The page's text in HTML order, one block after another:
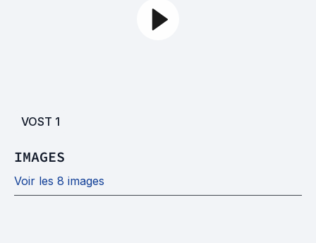
VOST 1
IMAGES
Voir les 8 images